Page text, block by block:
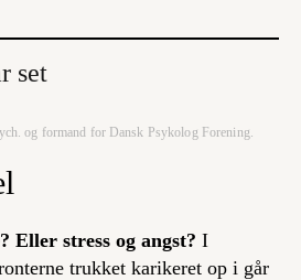
set
og formand for Dansk Psykolog Forening.
Eller stress og angst? I
trukket karikeret op i går